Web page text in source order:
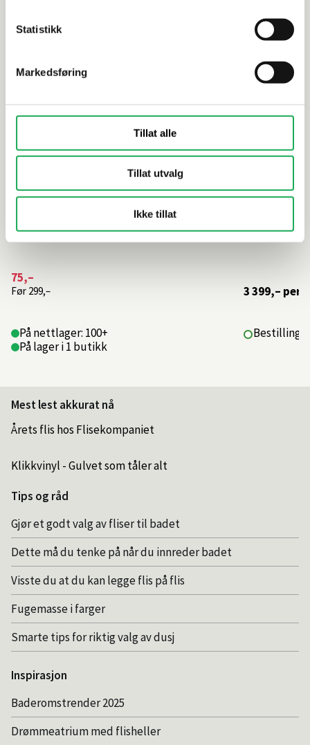
Statistikk
Markedsføring
Tillat alle
Tillat utvalg
Ikke tillat
Lux, Mont Blanc (Matt) 5x5
75,–
Før 299,–
På nettlager: 100+
På lager i 1 butikk
I
3 399,– per
Mest lest akkurat nå
Årets flis hos Flisekompaniet
Klikkvinyl - Gulvet som tåler alt
Tips og råd
Gjør et godt valg av fliser til badet
Dette må du tenke på når du innreder badet
Visste du at du kan legge flis på flis
Fugemasse i farger
Smarte tips for riktig valg av dusj
Inspirasjon
Baderomstrender 2025
Drømmeatrium med flisheller